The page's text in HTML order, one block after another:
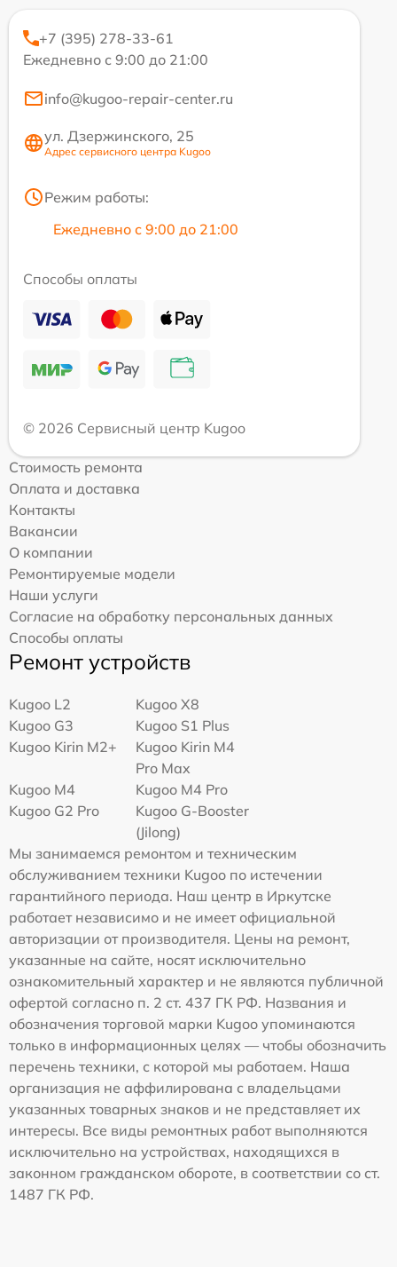
+7 (395) 278-33-61
Ежедневно с 9:00 до 21:00
info@kugoo-repair-center.ru
ул. Дзержинского, 25
Адрес сервисного центра Kugoo
Режим работы:
Ежедневно с 9:00 до 21:00
Способы оплаты
© 2026 Сервисный центр Kugoo
Стоимость ремонта
Оплата и доставка
Контакты
Вакансии
О компании
Ремонтируемые модели
Наши услуги
Согласие на обработку персональных данных
Способы оплаты
Ремонт устройств
Kugoo L2
Kugoo X8
Kugoo G3
Kugoo S1 Plus
Kugoo Kirin M2+
Kugoo Kirin M4
Pro Max
Kugoo M4
Kugoo M4 Pro
Kugoo G2 Pro
Kugoo G-Booster
(Jilong)
Мы занимаемся ремонтом и техническим
обслуживанием техники Kugoo по истечении
гарантийного периода. Наш центр в Иркутске
работает независимо и не имеет официальной
авторизации от производителя. Цены на ремонт,
указанные на сайте, носят исключительно
ознакомительный характер и не являются публичной
офертой согласно п. 2 ст. 437 ГК РФ. Названия и
обозначения торговой марки Kugoo упоминаются
только в информационных целях — чтобы обозначить
перечень техники, с которой мы работаем. Наша
организация не аффилирована с владельцами
указанных товарных знаков и не представляет их
интересы. Все виды ремонтных работ выполняются
исключительно на устройствах, находящихся в
законном гражданском обороте, в соответствии со ст.
1487 ГК РФ.